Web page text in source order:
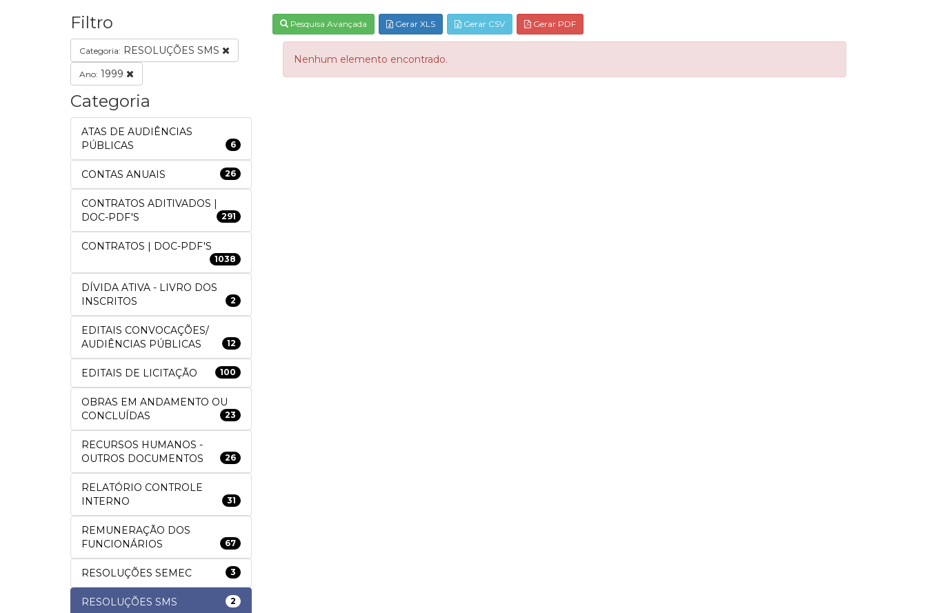
Filtro
Categoria: RESOLUÇÕES SMS
Ano: 1999
Categoria
ATAS DE AUDIÊNCIAS
PÚBLICAS
6
CONTAS ANUAIS 26
CONTRATOS ADITIVADOS |
DOC-PDF'S
291
CONTRATOS | DOC-PDF'S
1038
DÍVIDA ATIVA - LIVRO DOS
INSCRITOS
2
EDITAIS CONVOCAÇÕES/
AUDIÊNCIAS PÚBLICAS
12
EDITAIS DE LICITAÇÃO 100
OBRAS EM ANDAMENTO OU
CONCLUÍDAS
23
RECURSOS HUMANOS -
OUTROS DOCUMENTOS
26
RELATÓRIO CONTROLE
INTERNO
31
REMUNERAÇÃO DOS
FUNCIONÁRIOS
67
RESOLUÇÕES SEMEC 3
RESOLUÇÕES SMS 2
Pesquisa Avançada Gerar XLS Gerar CSV Gerar PDF
Nenhum elemento encontrado.